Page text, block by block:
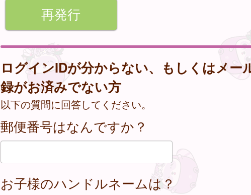
ログインIDが分からない、もしくはメー
録がお済みでない方
以下の質問に回答してください。
郵便番号はなんですか？
お子様のハンドルネームは？